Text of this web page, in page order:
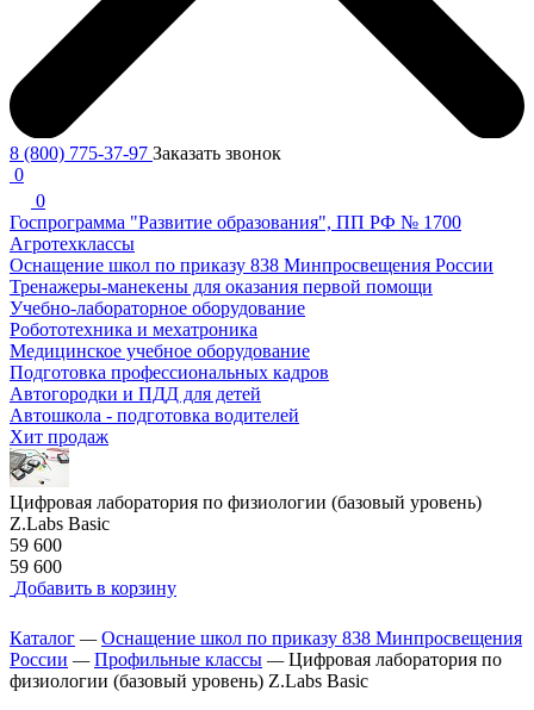
8 (800) 775-37-97 Заказать звонок
0
0
Госпрограмма "Развитие образования", ПП РФ № 1700
Агротехклассы
Оснащение школ по приказу 838 Минпросвещения России
Тренажеры-манекены для оказания первой помощи
Учебно-лабораторное оборудование
Робототехника и мехатроника
Медицинское учебное оборудование
Подготовка профессиональных кадров
Автогородки и ПДД для детей
Автошкола - подготовка водителей
Хит продаж
Цифровая лаборатория по физиологии (базовый уровень)
Z.Labs Basic
59 600
59 600
Добавить в корзину
Каталог —Оснащение школ по приказу 838 Минпросвещения
России —Профильные классы —Цифровая лаборатория по
физиологии (базовый уровень) Z.Labs Basic